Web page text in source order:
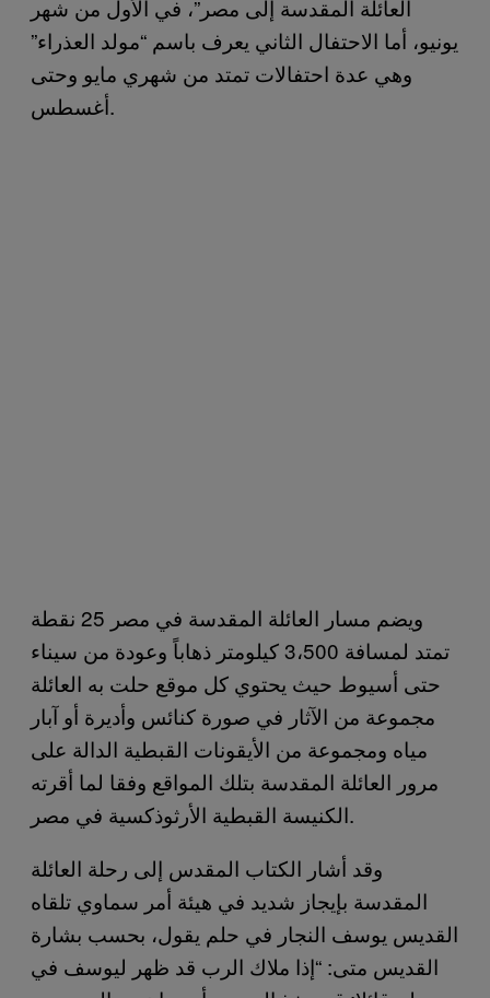
العائلة المقدسة إلى مصر”، في الأول من شهر
يونيو، أما الاحتفال الثاني يعرف باسم “مولد العذراء”
وهي عدة احتفالات تمتد من شهري مايو وحتى
أغسطس.
ويضم مسار العائلة المقدسة في مصر 25 نقطة
تمتد لمسافة 3،500 كيلومتر ذهاباً وعودة من سيناء
حتى أسيوط حيث يحتوي كل موقع حلت به العائلة
مجموعة من الآثار في صورة كنائس وأديرة أو آبار
مياه ومجموعة من الأيقونات القبطية الدالة على
مرور العائلة المقدسة بتلك المواقع وفقا لما أقرته
الكنيسة القبطية الأرثوذكسية في مصر.
وقد أشار الكتاب المقدس إلى رحلة العائلة
المقدسة بإيجاز شديد في هيئة أمر سماوي تلقاه
القديس يوسف النجار في حلم يقول، بحسب بشارة
القديس متى: “إذا ملاك الرب قد ظهر ليوسف في